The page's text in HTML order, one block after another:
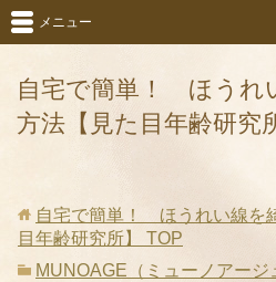
自宅で簡単！ ほうれ
方法【見た目年齢研究
メニュー
自宅で簡単！ ほうれい線を
目年齢研究所】
TOP
MUNOAGE（ミューノアージ